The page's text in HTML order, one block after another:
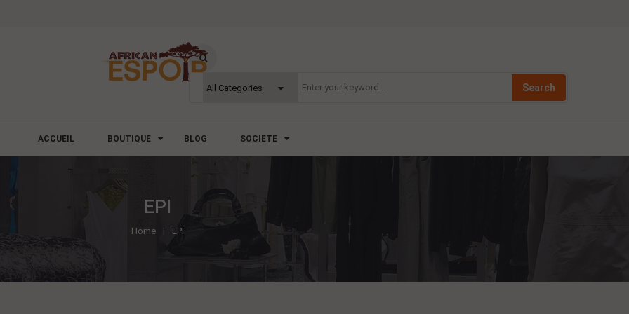
Search
ACCUEIL BOUTIQUE BLOG SOCIETE
EPI
Home EPI